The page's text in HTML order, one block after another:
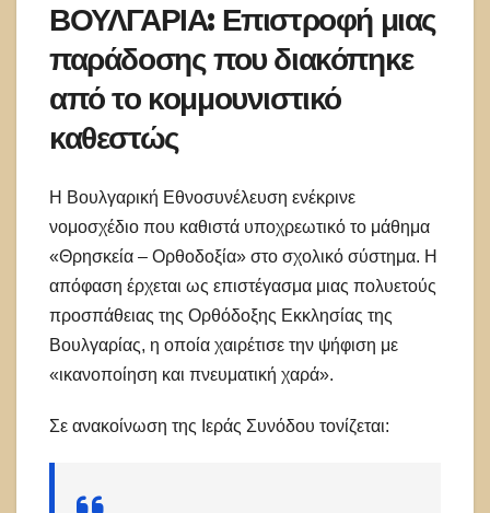
ΒΟΥΛΓΑΡΙΑ: Επιστροφή μιας
παράδοσης που διακόπηκε
από το κομμουνιστικό
καθεστώς
Η Βουλγαρική Εθνοσυνέλευση ενέκρινε
νομοσχέδιο που καθιστά υποχρεωτικό το μάθημα
«Θρησκεία – Ορθοδοξία» στο σχολικό σύστημα. Η
απόφαση έρχεται ως επιστέγασμα μιας πολυετούς
προσπάθειας της Ορθόδοξης Εκκλησίας της
Βουλγαρίας, η οποία χαιρέτισε την ψήφιση με
«ικανοποίηση και πνευματική χαρά».
Σε ανακοίνωση της Ιεράς Συνόδου τονίζεται: